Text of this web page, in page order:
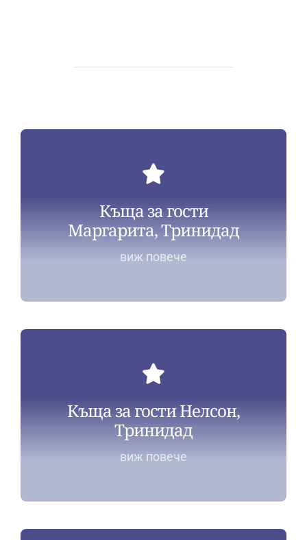
Къща за гости
Маргарита, Тринидад
виж повече
Къща за гости Нелсон,
Тринидад
виж повече